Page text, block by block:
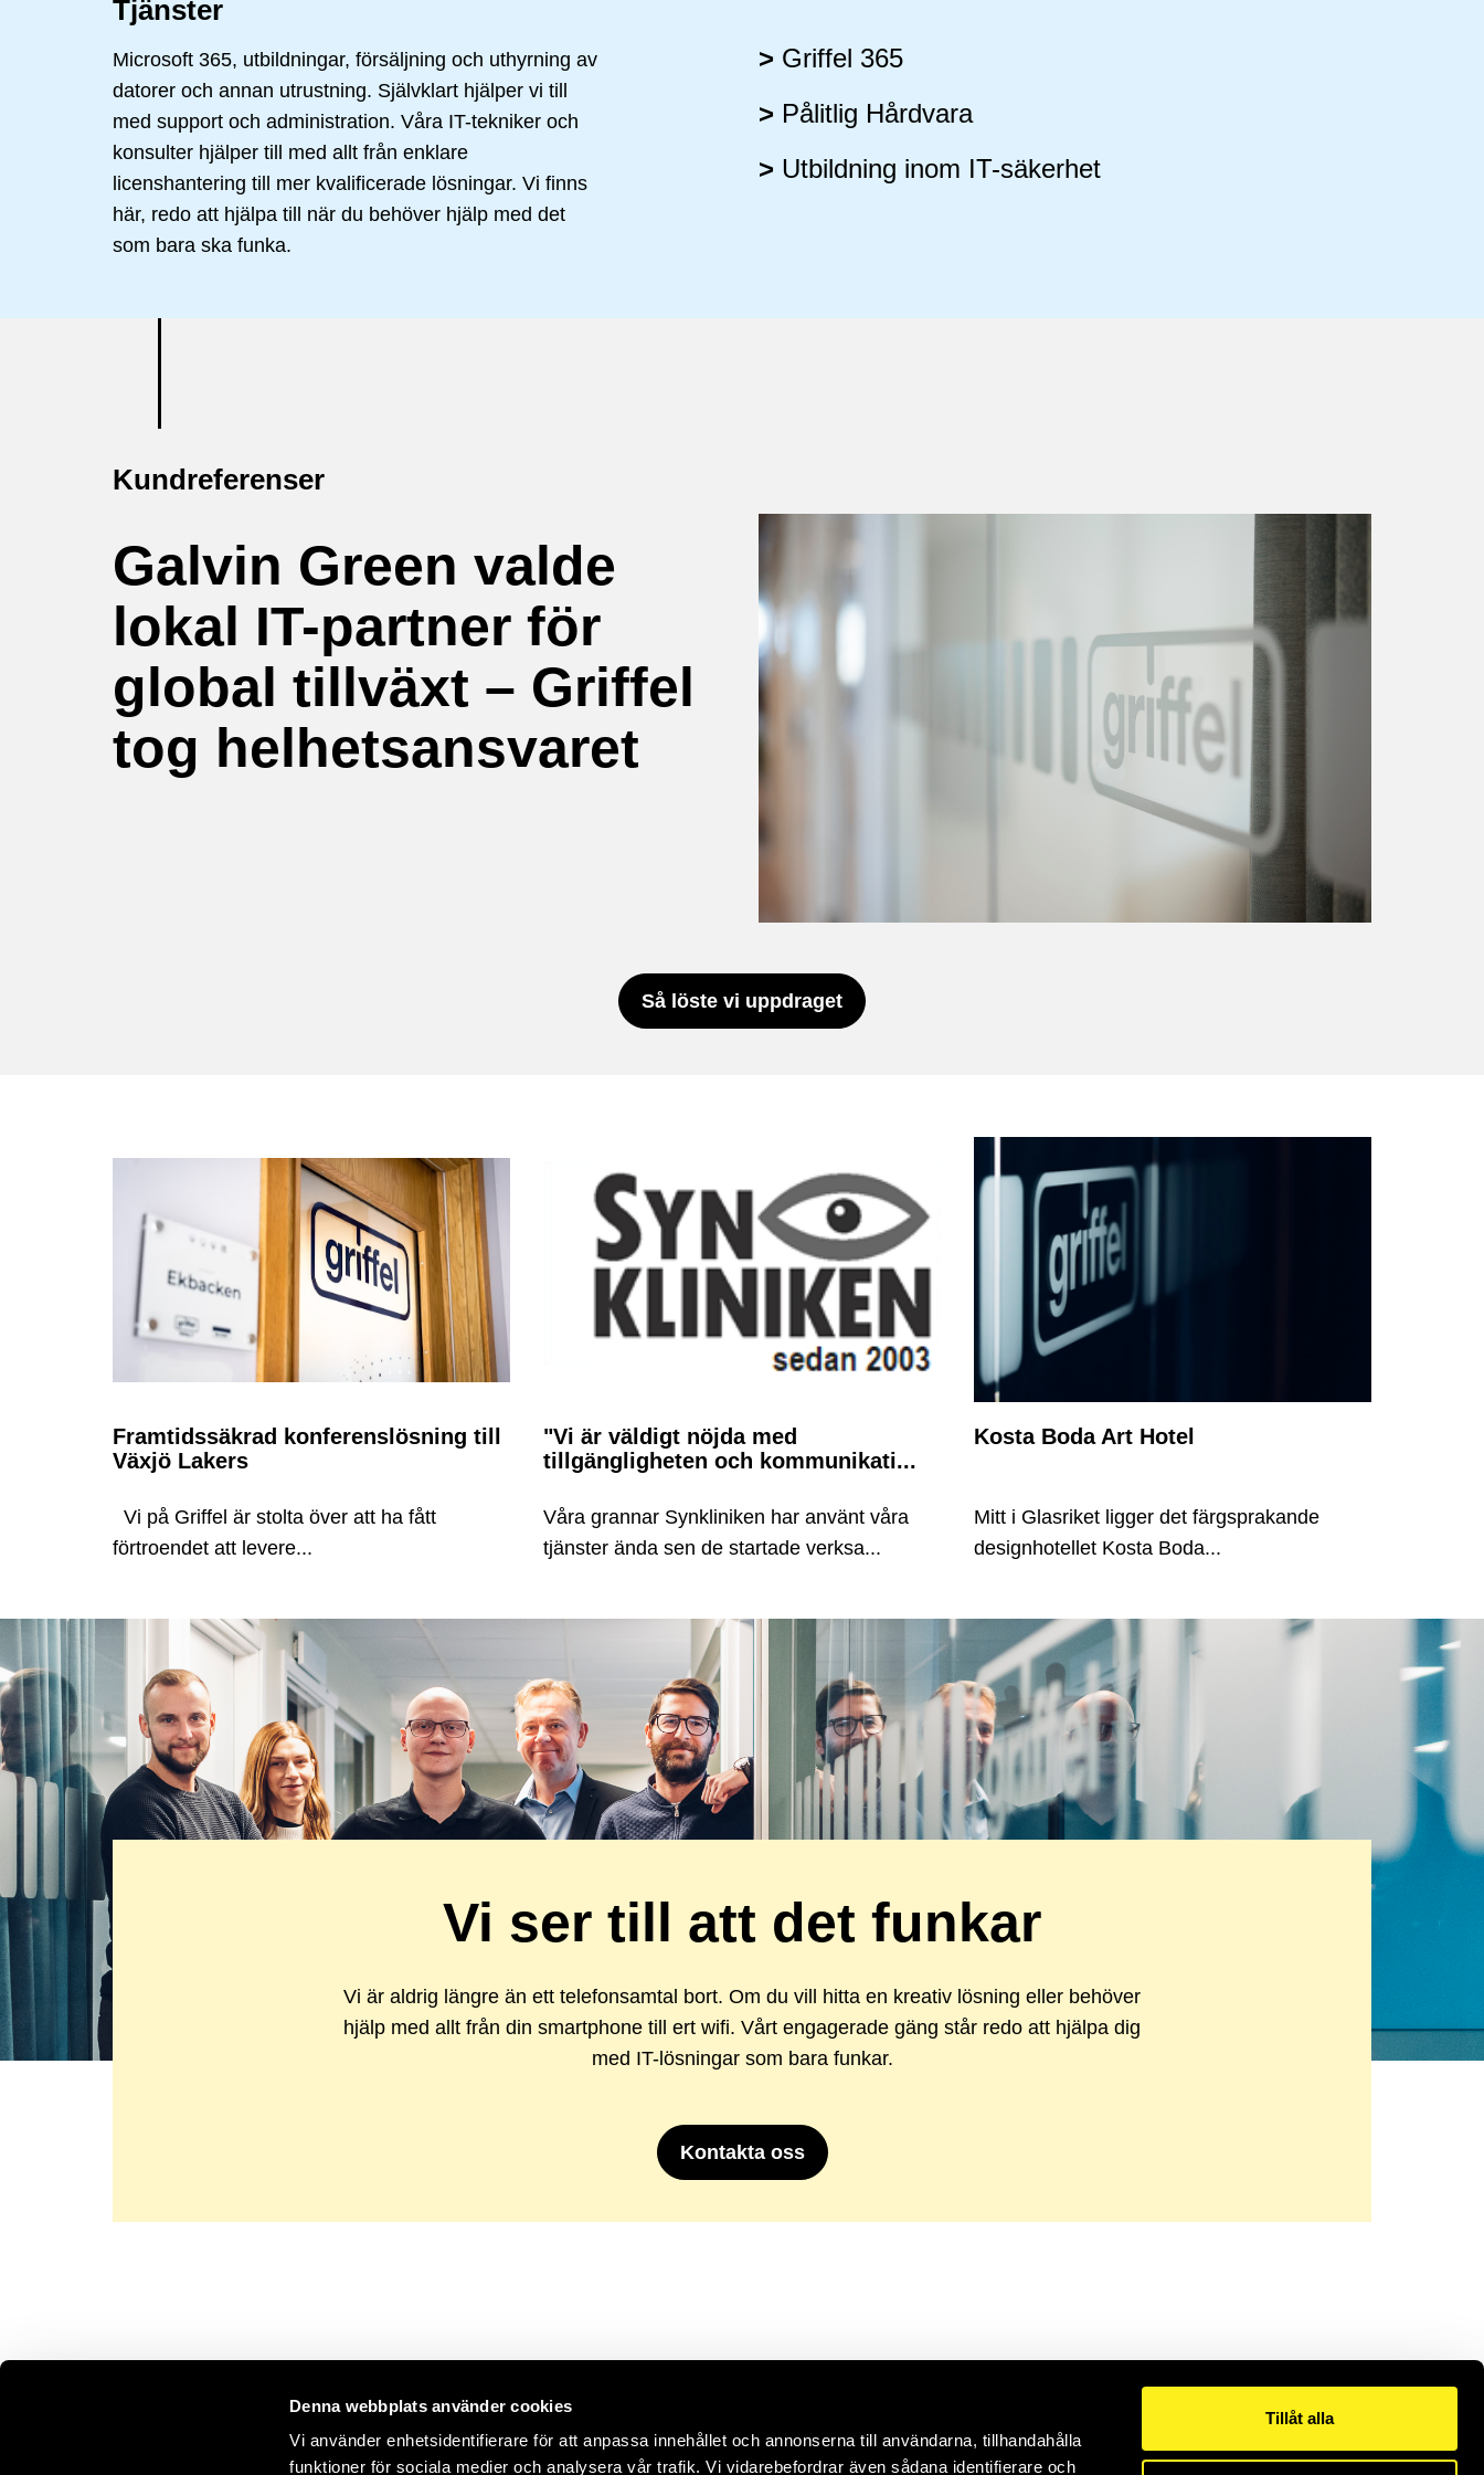
Denna webbplats använder cookies
Vi använder enhetsidentifierare för att anpassa innehållet och annonserna till användarna, tillhandahålla
funktioner för sociala medier och analysera vår trafik. Vi vidarebefordrar även sådana identifierare och
Tillåt alla
Tjänster
Microsoft 365, utbildningar, försäljning och uthyrning av
datorer och annan utrustning. Självklart hjälper vi till
med support och administration. Våra IT-tekniker och
konsulter hjälper till med allt från enklare
licenshantering till mer kvalificerade lösningar. Vi finns
här, redo att hjälpa till när du behöver hjälp med det
som bara ska funka.
> Griffel 365
> Pålitlig Hårdvara
> Utbildning inom IT-säkerhet
Kundreferenser
Galvin Green valde
lokal IT-partner för
global tillväxt – Griffel
tog helhetsansvaret
Så löste vi uppdraget
Framtidssäkrad konferenslösning till
Växjö Lakers
Vi på Griffel är stolta över att ha fått
förtroendet att levere...
"Vi är väldigt nöjda med
tillgängligheten och kommunikati...
Våra grannar Synkliniken har använt våra
tjänster ända sen de startade verksa...
Kosta Boda Art Hotel
Mitt i Glasriket ligger det färgsprakande
designhotellet Kosta Boda...
Vi ser till att det funkar
Vi är aldrig längre än ett telefonsamtal bort. Om du vill hitta en kreativ lösning eller behöver
hjälp med allt från din smartphone till ert wifi. Vårt engagerade gäng står redo att hjälpa dig
med IT-lösningar som bara funkar.
Kontakta oss